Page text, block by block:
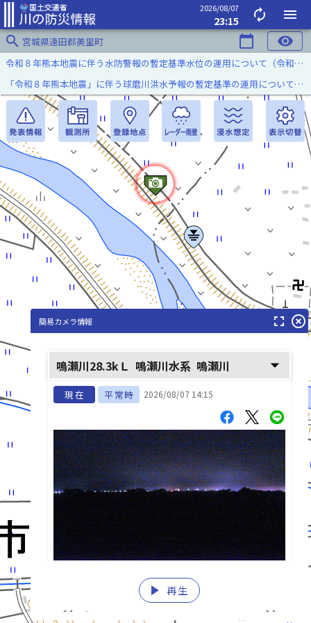
2026/08/07
23:15 autorenew
menu
search 宮城県遠田郡美里町 calendar_today visibility
令和８年熊本地震に伴う水防警報の暫定基準水位の運用について（令和８年８月７日）
「令和８年熊本地震」に伴う球磨川洪水予報の暫定基準の運用について（令和８年８月５日）
簡易カメラ情報 fullscreen highlight_off
鳴瀬川28.3kＬ 鳴瀬川水系 鳴瀬川 arrow_drop_down
現在 平常時 2026/08/07 14:15
play_arrow 再生
fast_rewind fast_forward